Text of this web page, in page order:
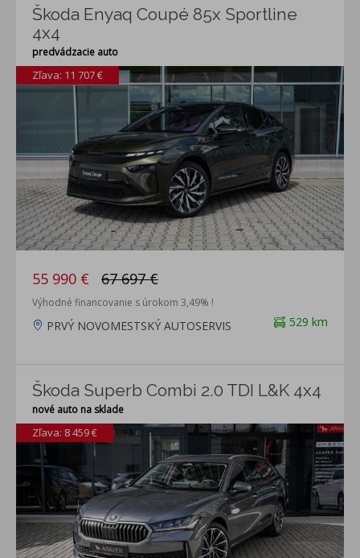
Škoda Enyaq Coupé 85x Sportline
4x4
predvádzacie auto
Zľava: 11 707 €
55 990 € 67 697 €
Výhodné financovanie s úrokom 3,49% !
529 km
PRVÝ NOVOMESTSKÝ AUTOSERVIS
Škoda Superb Combi 2.0 TDI L&K 4x4
nové auto na sklade
Zľava: 8 459 €